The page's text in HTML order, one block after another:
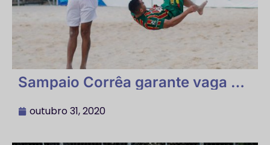
Sampaio Corrêa garante vaga na
sobre a Cabense
outubro 31, 2020